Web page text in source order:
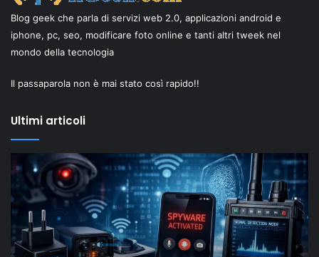
Blog geek che parla di servizi web 2.0, applicazioni android e
iphone, pc, seo, modificare foto online e tanti altri tweek nel
mondo della tecnologia
Il passaparola non è mai stato così rapido!!
Ultimi articoli
“New
Old”
Drop
Shaiya
mostra